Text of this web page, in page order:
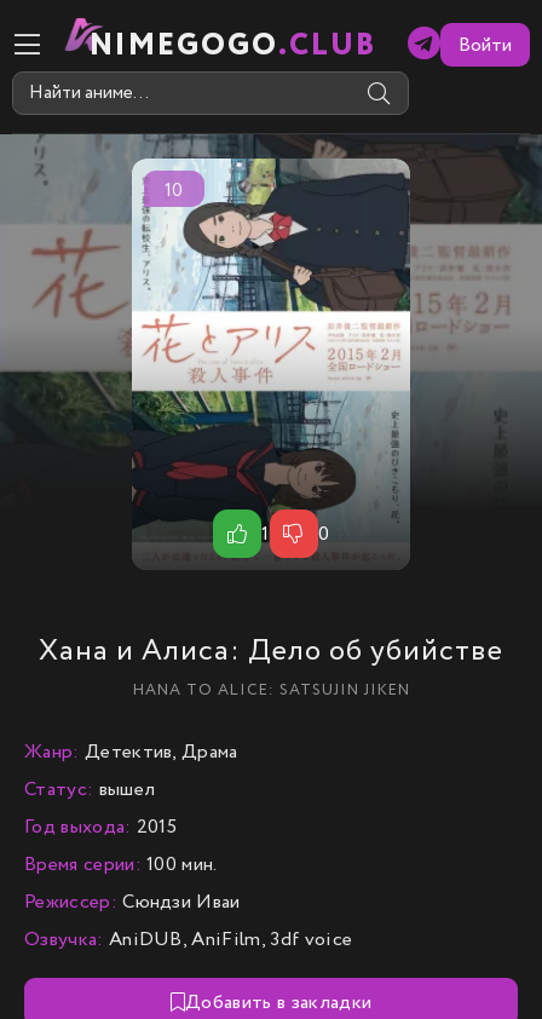
NIMEGOGO.CLUB Войти
Хана и Алиса: Дело об убийстве
HANA TO ALICE: SATSUJIN JIKEN
10
1 0
Жанр: Детектив, Драма
Статус: вышел
Год выхода: 2015
Время серии: 100 мин.
Режиссер: Сюндзи Иваи
Озвучка: AniDUB, AniFilm, 3df voice
Добавить в закладки